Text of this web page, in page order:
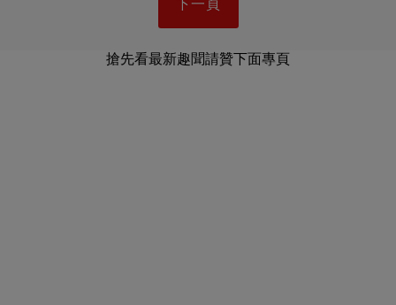
下一頁
搶先看最新趣聞請贊下面專頁